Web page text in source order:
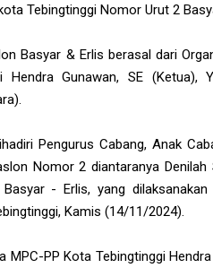
Tebingtinggi Nomor Urut 2
Basyar & Erlis berasal dari
Gunawan, SE (Ketua),
Pengurus Cabang, Anak
Nomor 2 diantaranya
- Erlis, yang
Kamis (14/11/2024).
MPC-PP Kota Tebingtinggi